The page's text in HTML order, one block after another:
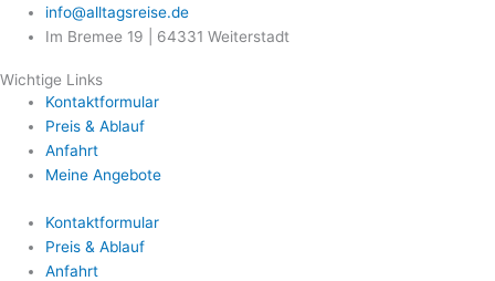
info@alltagsreise.de
Im Bremee 19 | 64331 Weiterstadt
Wichtige Links
Kontaktformular
Preis & Ablauf
Anfahrt
Meine Angebote
Kontaktformular
Preis & Ablauf
Anfahrt